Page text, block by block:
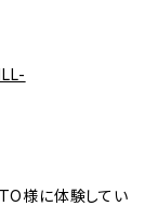
様に体験してい